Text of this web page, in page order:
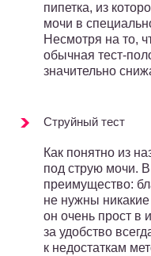
пипетка, из
мочи в
Несмотря на то,
обычная тест-
значительно
Струйный тест
Как понятно из
под струю мочи.
преимущество:
не нужны
он очень прост в
за удобство
к недостаткам